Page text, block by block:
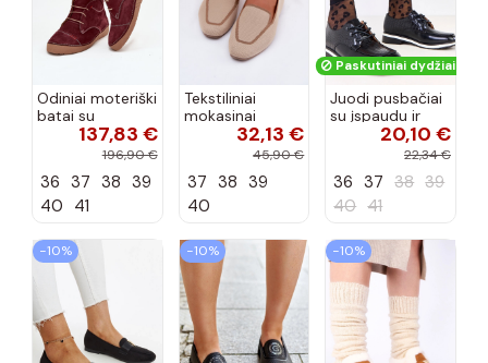
Odiniai moteriški
batai su
siūlėmis, pilies
tipo, Artiker
spalvos
137,83 €
196,90 €
36 37 38 39
40 41
Tekstiliniai
mokasinai
smėlio spalvos
32,13 €
45,90 €
37 38 39
40
Paskutiniai dydžiai!
Juodi pusbačiai
su įspaudu ir
kvadratiniu
priekiu Kerawa
20,10 €
22,34 €
36 37 38 39
40 41
−10% −10% −10%